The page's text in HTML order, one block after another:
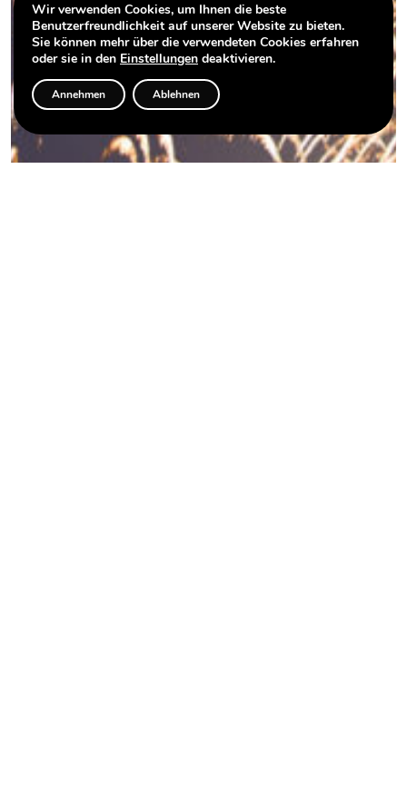
Wir verwenden Cookies, um Ihnen die beste
Benutzerfreundlichkeit auf unserer Website zu bieten.
Sie können mehr über die verwendeten Cookies erfahren
oder sie in den Einstellungen deaktivieren.
Annehmen Ablehnen